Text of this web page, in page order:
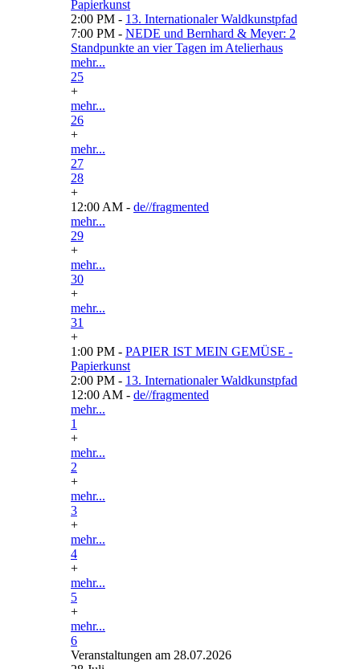
Papierkunst
2:00 PM - 13. Internationaler Waldkunstpfad
7:00 PM - NEDE und Bernhard & Meyer: 2
Standpunkte an vier Tagen im Atelierhaus
mehr...
25
+
mehr...
26
+
mehr...
27
28
+
12:00 AM - de//fragmented
mehr...
29
+
mehr...
30
+
mehr...
31
+
1:00 PM - PAPIER IST MEIN GEMÜSE -
Papierkunst
2:00 PM - 13. Internationaler Waldkunstpfad
12:00 AM - de//fragmented
mehr...
1
+
mehr...
2
+
mehr...
3
+
mehr...
4
+
mehr...
5
+
mehr...
6
Veranstaltungen am 28.07.2026